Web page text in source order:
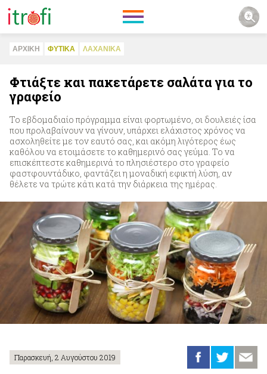
ΑΡΧΙΚΗ ΦΥΤΙΚA ΛΑΧΑΝΙΚA
Φτιάξτε και πακετάρετε σαλάτα για το
γραφείο
Το εβδομαδιαίο πρόγραμμα είναι φορτωμένο, οι δουλειές ίσα
που προλαβαίνουν να γίνουν, υπάρχει ελάχιστος χρόνος να
ασχοληθείτε με τον εαυτό σας, και ακόμη λιγότερος έως
καθόλου να ετοιμάσετε το καθημερινό σας γεύμα. Το να
επισκέπτεστε καθημερινά το πλησιέστερο στο γραφείο
φαστφουντάδικο, φαντάζει η μοναδική εφικτή λύση, αν
θέλετε να τρώτε κάτι κατά την διάρκεια της ημέρας.
Παρασκευή, 2 Αυγούστου 2019